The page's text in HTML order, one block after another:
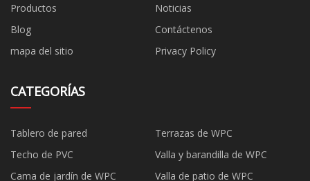
Productos
Noticias
Blog
Contáctenos
mapa del sitio
Privacy Policy
CATEGORÍAS
Tablero de pared
Terrazas de WPC
Techo de PVC
Valla y barandilla de WPC
Cama de jardín de WPC
Valla de patio de WPC